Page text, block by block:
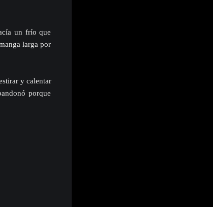
un frío que
larga por
y calentar
porque